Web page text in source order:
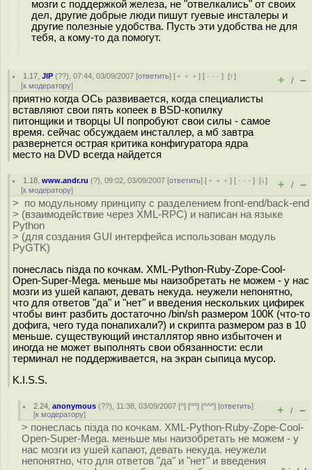
мозги с поддержкой железа, не "отвелкались" от своих
дел, другие добрые люди пишут гуевые инсталеры и
другие полезные удобства. Пусть эти удобства не для
тебя, а кому-то да помогут.
1.17 ,JIP (??), 07:44, 03/09/2007 [ответить] [ ﹢﹢﹢] [ · · ·][↑]
[к модератору] + / –
приятно когда ОСь развивается, когда специалисты
вставляют свои пять копеек в BSD-копилку
питонщики и творцы UI попробуют свои силы - самое
время. сейчас обсуждаем инсталлер, а мб завтра
развернется острая критика конфигуратора ядра
место на DVD всегда найдется
1.18 ,www.andr.ru (?), 09:02, 03/09/2007 [ответить] [ ﹢﹢﹢] [ · · ·][↓]
[к модератору] + / –
> по модульному принципу с разделением front-end/back-end
> (взаимодействие через XML-RPC) и написан на языке
Python
> (для создания GUI интерфейса использован модуль
PyGTK)
понеслась пiзда по кочкам. XML-Python-Ruby-Zope-Cool-
Open-Super-Mega. меньше мы наизобретать не можем - у нас
мозги из ушей капают, девать некуда. неужели непонятно,
что для ответов "да" и "нет" и введения нескольких цифирек
чтобы винт разбить достаточно /bin/sh размером 100К (что-то
дофига, чего туда понапихали?) и скрипта размером раз в 10
меньше. существующий инсталлятор явно избыточен и
иногда не может выполнять свои обязанности: если
терминал не поддерживается, на экран сыпица мусор.
K.I.S.S.
2.24 ,anonymous (??), 11:38, 03/09/2007 [^] [^^] [^^^] [ответить]
[к модератору] + / –
> понеслась пiзда по кочкам. XML-Python-Ruby-Zope-Cool-
Open-Super-Mega. меньше мы наизобретать не можем - у
нас мозги из ушей капают, девать некуда. неужели
непонятно, что для ответов "да" и "нет" и введения